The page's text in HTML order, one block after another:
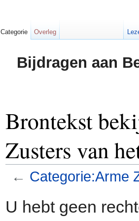
Bijdragen aan
Brontekst
Zusters van
← Categorie:Arme
U hebt geen
Categorie Overleg